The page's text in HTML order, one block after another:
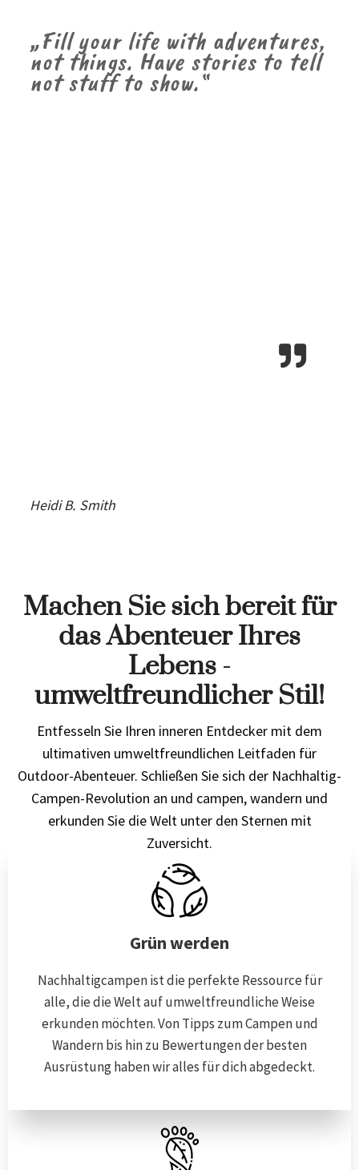
„Fill your life with adventures,
not things. Have stories to tell
not stuff to show.“
Heidi B. Smith
Machen Sie sich bereit für
das Abenteuer Ihres
Lebens -
umweltfreundlicher Stil!
Entfesseln Sie Ihren inneren Entdecker mit dem
ultimativen umweltfreundlichen Leitfaden für
Outdoor-Abenteuer. Schließen Sie sich der Nachhaltig-
Campen-Revolution an und campen, wandern und
erkunden Sie die Welt unter den Sternen mit
Zuversicht.
Grün werden
Nachhaltigcampen ist die perfekte Ressource für
alle, die die Welt auf umweltfreundliche Weise
erkunden möchten. Von Tipps zum Campen und
Wandern bis hin zu Bewertungen der besten
Ausrüstung haben wir alles für dich abgedeckt.